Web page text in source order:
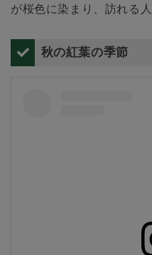
が桜色に染まり、訪れる
秋の紅葉の季節